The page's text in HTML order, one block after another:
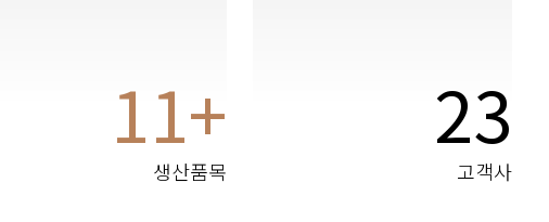
11+
생산품목
23
고객사